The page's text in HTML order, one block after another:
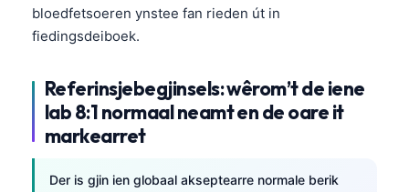
bloedfetsoeren ynstee fan rieden út in
fiedingsdeiboek.
Referinsjebegjinsels: wêrom’t de iene
lab 8:1 normaal neamt en de oare it
markearret
Der is gjin ien globaal akseptearre normale berik